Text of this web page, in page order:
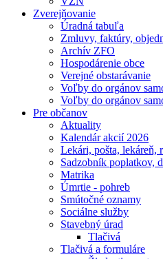
Zverejňovanie
Úradná tabuľa
Zmluvy, faktúry,
Archív ZFO
Hospodárenie obce
Verejné obstarávanie
Voľby do orgánov
Voľby do orgánov
Pre občanov
Aktuality
Kalendár akcií 2026
Lekári, pošta, lekáreň,
Sadzobník poplatkov,
Matrika
Úmrtie - pohreb
Smútočné oznamy
Sociálne služby
Stavebný úrad
Tlačivá
Tlačivá a formuláre